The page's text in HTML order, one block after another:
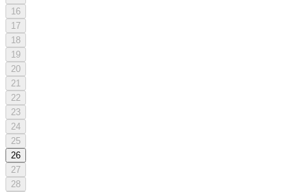
16
17
18
19
20
21
22
23
24
25
26
27
28